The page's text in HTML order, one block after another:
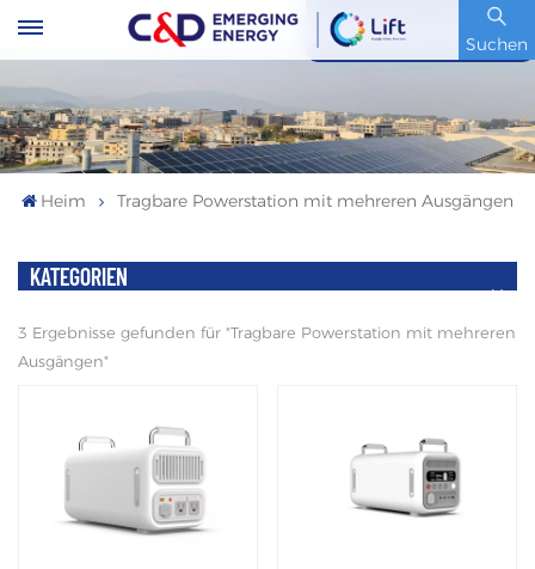
Suchen
Artikelnummer : 600153.SH
Heim Tragbare Powerstation mit mehreren Ausgängen
KATEGORIEN
3 Ergebnisse gefunden für "Tragbare Powerstation mit mehreren
Ausgängen"